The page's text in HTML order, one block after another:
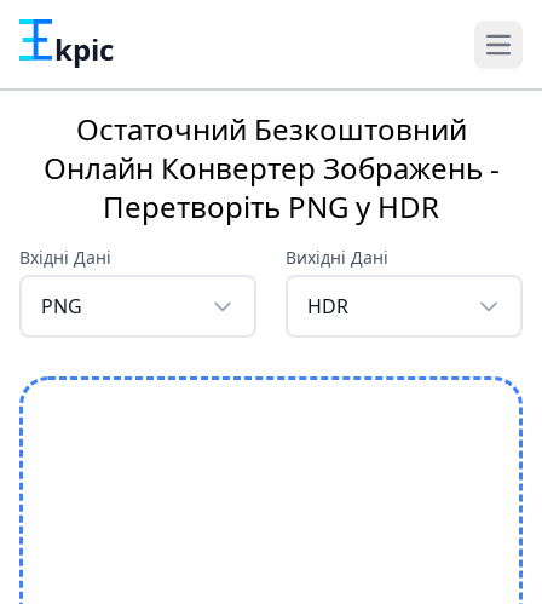
kpic
Остаточний Безкоштовний
Онлайн Конвертер Зображень -
Перетворіть PNG у HDR
Вхідні Дані
PNG
Вихідні Дані
HDR